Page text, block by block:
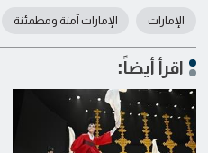
الإمارات الإمارات آمنة ومطمئنة
اقرأ أيضاً: